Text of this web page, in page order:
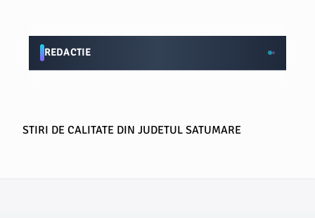
REDACTIE
STIRI DE CALITATE DIN JUDETUL SATUMARE